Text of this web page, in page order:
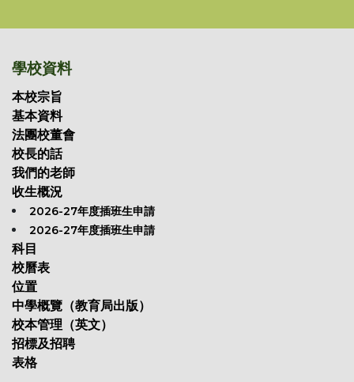
學校資料
本校宗旨
基本資料
法團校董會
校長的話
我們的老師
收生概況
2026-27年度插班生申請
2026-27年度插班生申請
科目
校曆表
位置
中學概覽（教育局出版）
校本管理（英文）
招標及招聘
表格